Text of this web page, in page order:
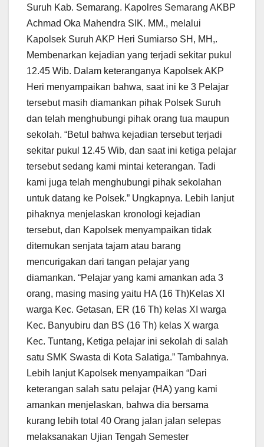
Suruh Kab. Semarang. Kapolres Semarang AKBP
Achmad Oka Mahendra SIK. MM., melalui
Kapolsek Suruh AKP Heri Sumiarso SH, MH,.
Membenarkan kejadian yang terjadi sekitar pukul
12.45 Wib. Dalam keteranganya Kapolsek AKP
Heri menyampaikan bahwa, saat ini ke 3 Pelajar
tersebut masih diamankan pihak Polsek Suruh
dan telah menghubungi pihak orang tua maupun
sekolah. “Betul bahwa kejadian tersebut terjadi
sekitar pukul 12.45 Wib, dan saat ini ketiga pelajar
tersebut sedang kami mintai keterangan. Tadi
kami juga telah menghubungi pihak sekolahan
untuk datang ke Polsek.” Ungkapnya. Lebih lanjut
pihaknya menjelaskan kronologi kejadian
tersebut, dan Kapolsek menyampaikan tidak
ditemukan senjata tajam atau barang
mencurigakan dari tangan pelajar yang
diamankan. “Pelajar yang kami amankan ada 3
orang, masing masing yaitu HA (16 Th)Kelas XI
warga Kec. Getasan, ER (16 Th) kelas XI warga
Kec. Banyubiru dan BS (16 Th) kelas X warga
Kec. Tuntang, Ketiga pelajar ini sekolah di salah
satu SMK Swasta di Kota Salatiga.” Tambahnya.
Lebih lanjut Kapolsek menyampaikan “Dari
keterangan salah satu pelajar (HA) yang kami
amankan menjelaskan, bahwa dia bersama
kurang lebih total 40 Orang jalan jalan selepas
melaksanakan Ujian Tengah Semester